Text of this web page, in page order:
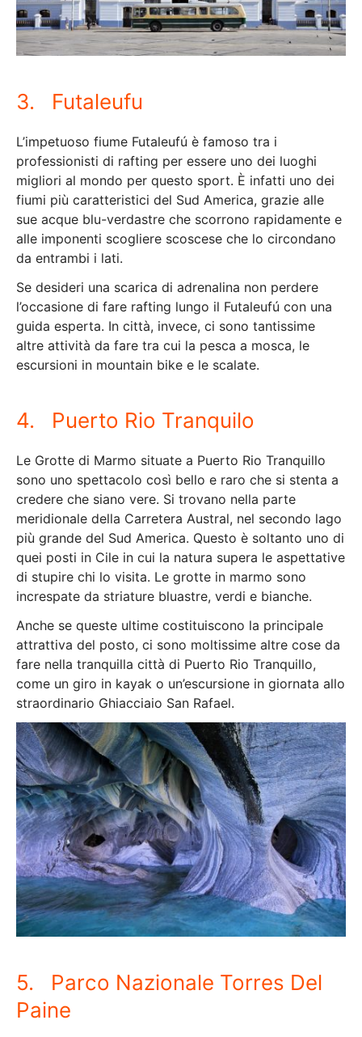
3. Futaleufu
L’impetuoso fiume Futaleufú è famoso tra i
professionisti di rafting per essere uno dei luoghi
migliori al mondo per questo sport. È infatti uno dei
fiumi più caratteristici del Sud America, grazie alle
sue acque blu-verdastre che scorrono rapidamente e
alle imponenti scogliere scoscese che lo circondano
da entrambi i lati.
Se desideri una scarica di adrenalina non perdere
l’occasione di fare rafting lungo il Futaleufú con una
guida esperta. In città, invece, ci sono tantissime
altre attività da fare tra cui la pesca a mosca, le
escursioni in mountain bike e le scalate.
4. Puerto Rio Tranquilo
Le Grotte di Marmo situate a Puerto Rio Tranquillo
sono uno spettacolo così bello e raro che si stenta a
credere che siano vere. Si trovano nella parte
meridionale della Carretera Austral, nel secondo lago
più grande del Sud America. Questo è soltanto uno di
quei posti in Cile in cui la natura supera le aspettative
di stupire chi lo visita. Le grotte in marmo sono
increspate da striature bluastre, verdi e bianche.
Anche se queste ultime costituiscono la principale
attrattiva del posto, ci sono moltissime altre cose da
fare nella tranquilla città di Puerto Rio Tranquillo,
come un giro in kayak o un’escursione in giornata allo
straordinario Ghiacciaio San Rafael.
5. Parco Nazionale Torres Del
Paine